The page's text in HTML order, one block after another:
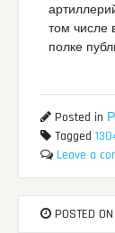
том числе
полке
Posted in
Tagged
Leave a
POSTED ON